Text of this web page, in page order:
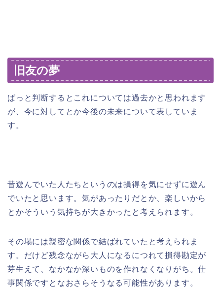
旧友の夢
ぱっと判断するとこれについては過去かと思われます
が、今に対してとか今後の未来について表していま
す。
昔遊んでいた人たちというのは損得を気にせずに遊ん
でいたと思います。気があったりだとか、楽しいから
とかそういう気持ちが大きかったと考えられます。
その場には親密な関係で結ばれていたと考えられま
す。だけど残念ながら大人になるにつれて損得勘定が
芽生えて、なかなか深いものを作れなくなりがち。仕
事関係ですとなおさらそうなる可能性があります。